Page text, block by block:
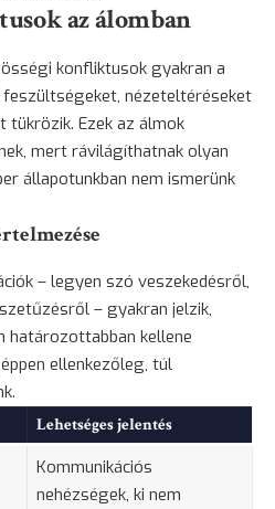
az álomban
konfliktusok gyakran a
nézeteltéréseket
Ezek az álmok
mert rávilágíthatnak olyan
állapotunkban nem ismerünk
– legyen szó veszekedésről,
– gyakran jelzik,
határozottabban kellene
ellenkezőleg, túl
Lehetséges jelentés
Kommunikációs
nehézségek, ki nem